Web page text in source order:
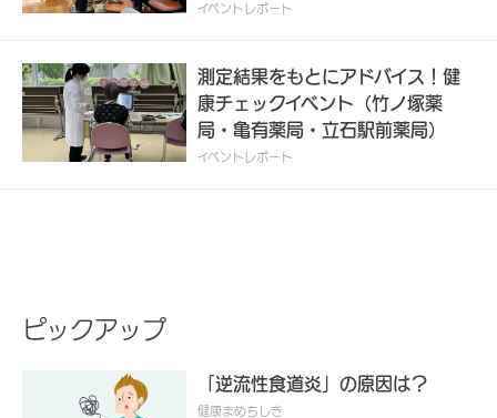
イベントレポート
測定結果をもとにアドバイス！健
康チェックイベント（竹ノ塚薬
局・亀有薬局・立石駅前薬局）
イベントレポート
ピックアップ
「逆流性食道炎」の原因は？
健康まめちしき